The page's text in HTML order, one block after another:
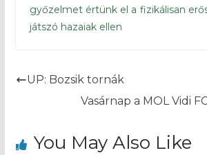
győzelmet értünk el a fizikálisan
játszó hazaiak ellen
UP: Bozsik tornák
Vasárnap a MOL Vidi
You May Also Like